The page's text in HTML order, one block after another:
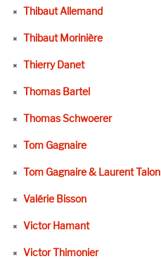
Thibaut Allemand
Thibaut Morinière
Thierry Danet
Thomas Bartel
Thomas Schwoerer
Tom Gagnaire
Tom Gagnaire & Laurent Talon
Valérie Bisson
Victor Hamant
Victor Thimonier